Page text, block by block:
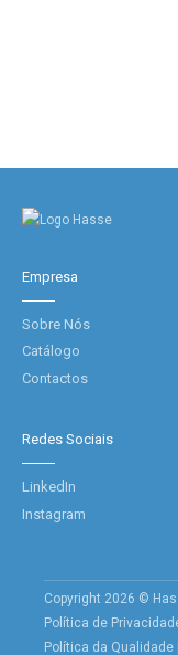
Empresa
Sobre Nós
Catálogo
Contactos
Redes Sociais
LinkedIn
Instagram
Copyright 2026 ©
Política de
Política da Qualidade